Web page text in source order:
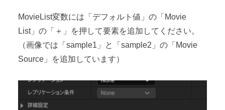
MovieList変数には「デフォルト値」の「Movie
List」の「＋」を押して要素を追加してください。
（画像では「sample1」と「sample2」の「Movie
Source」を追加しています）